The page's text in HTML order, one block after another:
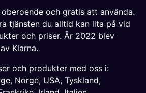
och gratis att använda.
tjänsten du alltid kan lita på vid
och priser. År 2022 blev
Klarna.
och produkter med oss i:
, Norge, USA, Tyskland,